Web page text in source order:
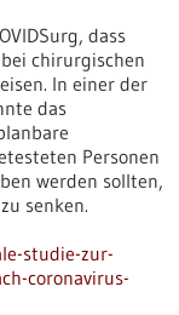
dass
chirurgischen
In einer der
das
Personen
werden sollten,
senken.
studie-zur-
coronavirus-